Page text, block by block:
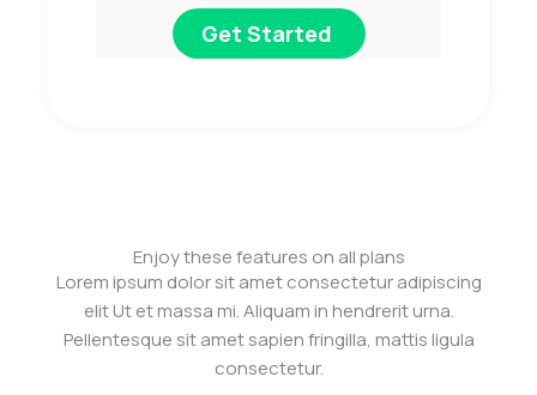
Get Started
Enjoy these features on all plans
Lorem ipsum dolor sit amet consectetur adipiscing
elit Ut et massa mi. Aliquam in hendrerit urna.
Pellentesque sit amet sapien fringilla, mattis ligula
consectetur.